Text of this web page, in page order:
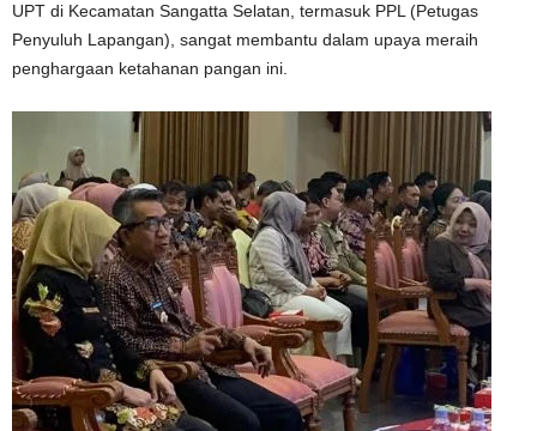
UPT di Kecamatan Sangatta Selatan, termasuk PPL (Petugas
Penyuluh Lapangan), sangat membantu dalam upaya meraih
penghargaan ketahanan pangan ini.